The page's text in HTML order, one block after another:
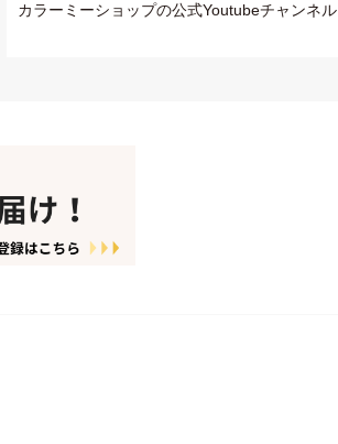
カラーミーショップの公式Youtubeチャンネル